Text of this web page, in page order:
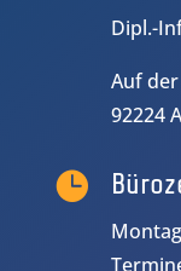
Dipl.-
Auf
92224
